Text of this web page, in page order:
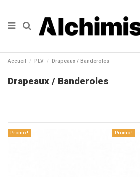
Accueil PLV Drapeaux / Banderoles
Drapeaux / Banderoles
Promo ! Promo !